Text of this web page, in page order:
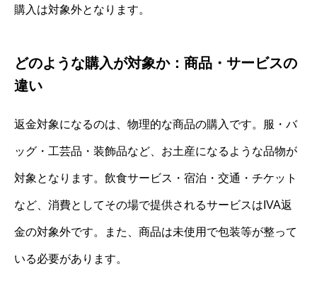
購入は対象外となります。
どのような購入が対象か：商品・サービスの
違い
返金対象になるのは、物理的な商品の購入です。服・バ
ッグ・工芸品・装飾品など、お土産になるような品物が
対象となります。飲食サービス・宿泊・交通・チケット
など、消費としてその場で提供されるサービスはIVA返
金の対象外です。また、商品は未使用で包装等が整って
いる必要があります。